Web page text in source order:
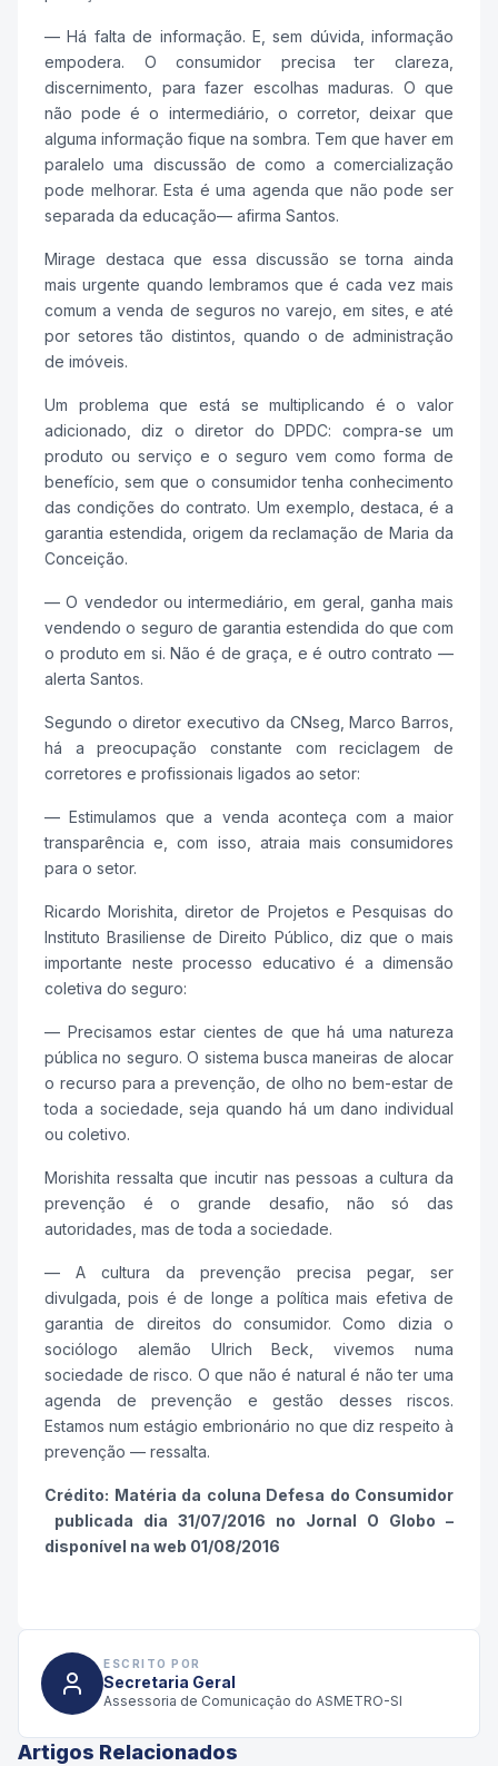
— Há falta de informação. E, sem dúvida, informação
empodera. O consumidor precisa ter clareza,
discernimento, para fazer escolhas maduras. O que
não pode é o intermediário, o corretor, deixar que
alguma informação fique na sombra. Tem que haver em
paralelo uma discussão de como a comercialização
pode melhorar. Esta é uma agenda que não pode ser
separada da educação— afirma Santos.
Mirage destaca que essa discussão se torna ainda
mais urgente quando lembramos que é cada vez mais
comum a venda de seguros no varejo, em sites, e até
por setores tão distintos, quando o de administração
de imóveis.
Um problema que está se multiplicando é o valor
adicionado, diz o diretor do DPDC: compra-se um
produto ou serviço e o seguro vem como forma de
benefício, sem que o consumidor tenha conhecimento
das condições do contrato. Um exemplo, destaca, é a
garantia estendida, origem da reclamação de Maria da
Conceição.
— O vendedor ou intermediário, em geral, ganha mais
vendendo o seguro de garantia estendida do que com
o produto em si. Não é de graça, e é outro contrato —
alerta Santos.
Segundo o diretor executivo da CNseg, Marco Barros,
há a preocupação constante com reciclagem de
corretores e profissionais ligados ao setor:
— Estimulamos que a venda aconteça com a maior
transparência e, com isso, atraia mais consumidores
para o setor.
Ricardo Morishita, diretor de Projetos e Pesquisas do
Instituto Brasiliense de Direito Público, diz que o mais
importante neste processo educativo é a dimensão
coletiva do seguro:
— Precisamos estar cientes de que há uma natureza
pública no seguro. O sistema busca maneiras de alocar
o recurso para a prevenção, de olho no bem-estar de
toda a sociedade, seja quando há um dano individual
ou coletivo.
Morishita ressalta que incutir nas pessoas a cultura da
prevenção é o grande desafio, não só das
autoridades, mas de toda a sociedade.
— A cultura da prevenção precisa pegar, ser
divulgada, pois é de longe a política mais efetiva de
garantia de direitos do consumidor. Como dizia o
sociólogo alemão Ulrich Beck, vivemos numa
sociedade de risco. O que não é natural é não ter uma
agenda de prevenção e gestão desses riscos.
Estamos num estágio embrionário no que diz respeito à
prevenção — ressalta.
Crédito: Matéria da coluna Defesa do Consumidor
publicada dia 31/07/2016 no Jornal O Globo –
disponível na web 01/08/2016
ESCRITO POR
Secretaria Geral
Assessoria de Comunicação do ASMETRO-SI
Artigos Relacionados